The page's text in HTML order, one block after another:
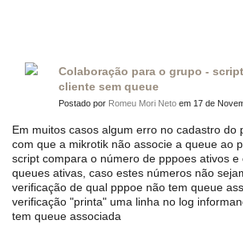
Colaboração para o grupo -
cliente sem queue
Postado por Romeu Mori Neto em 17 de
Em muitos casos algum erro no cadastro do
com que a mikrotik não associe a queue ao
script compara o número de pppoes ativos e
queues ativas, caso estes números não
verificação de qual pppoe não tem queue
verificação "printa" uma linha no log
tem queue associada